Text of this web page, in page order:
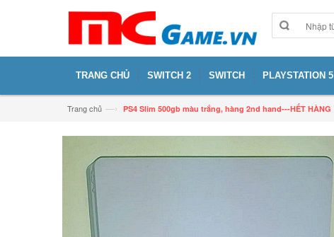
TRANG CHỦ SWITCH 2 SWITCH PLAYSTATION 5
Trang chủ —› PS4 Slim 500gb màu trắng, hàng 2nd hand---HẾT HÀNG